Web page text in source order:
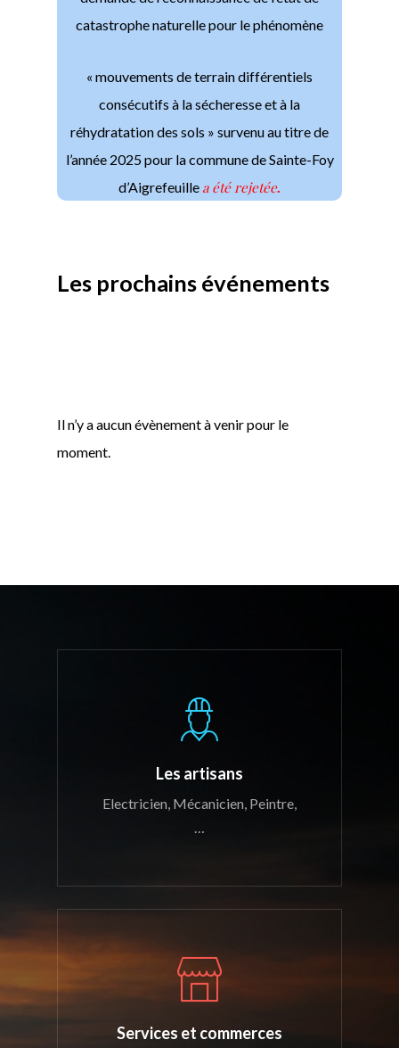
catastrophe naturelle pour le phénomène
« mouvements de terrain différentiels
consécutifs à la sécheresse et à la
réhydratation des sols » survenu au titre de
l’année 2025 pour la commune de Sainte-Foy
d’Aigrefeuille a été rejetée.
Les prochains événements
Il n’y a aucun évènement à venir pour le
moment.
Les artisans
Electricien, Mécanicien, Peintre,
…
Services et commerces